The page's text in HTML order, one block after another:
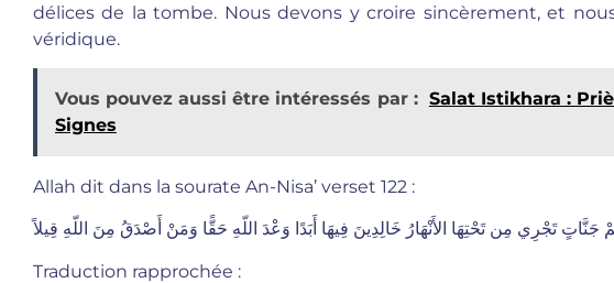
délices de la tombe. Nous devons y croire sincèrement, et
véridique.
Vous pouvez aussi être intéressés par : Salat Istikhara :
Signes
Allah dit dans la sourate An-Nisa’ verset 122 :
جَنَّاتٍ تَجْرِي مِن تَحْتِهَا الأَنْهَارُ خَالِدِينَ فِيهَا أَبَدًا وَعْدَ اللّهِ حَقًّا وَمَنْ أَصْدَقُ مِنَ اللّهِ قِيلاً
Traduction rapprochée :